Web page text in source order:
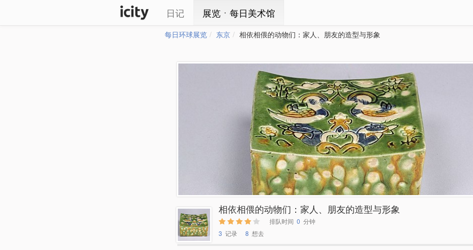
日记 展览ㆍ每日美术馆
每日环球展览 东京 相依相偎的动物们：家人、朋友的造型与形象
相依相偎的动物们：家人、朋友的造型与形象
排队时间 0 分钟
3 记录 8 想去